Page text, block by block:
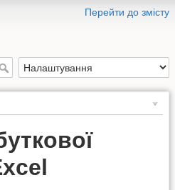
Перейти до змісту